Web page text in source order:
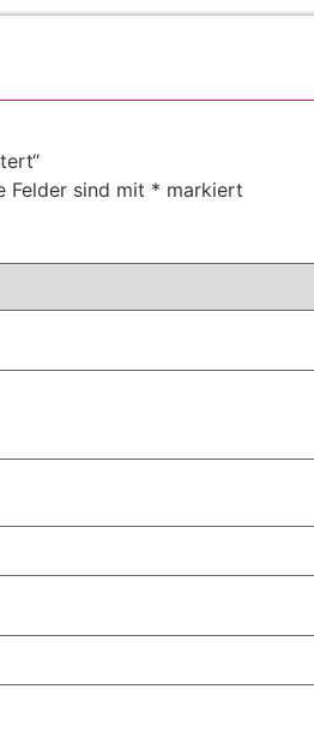
Felder sind mit * markiert